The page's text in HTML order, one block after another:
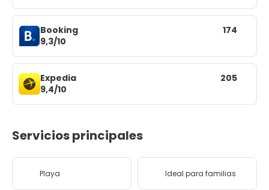
Booking
9,3/10
174
Expedia
9,4/10
205
Servicios principales
Playa Ideal para familias